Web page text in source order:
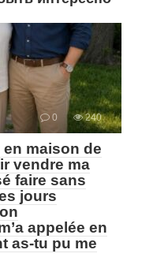
0 240
en maison de
vendre ma
faire sans
jours
appelée en
as-tu pu me